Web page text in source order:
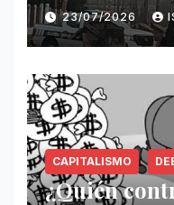
23/07/2026
CAPITALISMO
¿Quién